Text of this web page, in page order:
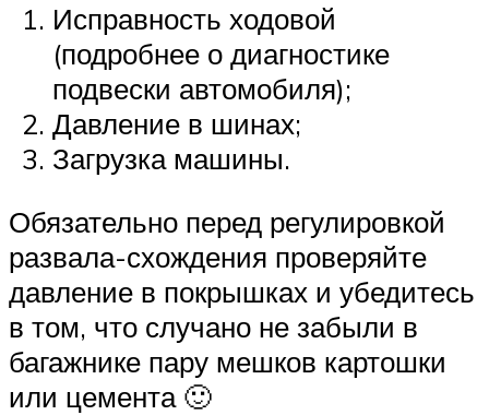
Исправность ходовой
(подробнее о диагностике
подвески автомобиля);
Давление в шинах;
Загрузка машины.
Обязательно перед регулировкой
развала-схождения проверяйте
давление в покрышках и убедитесь
в том, что случано не забыли в
багажнике пару мешков картошки
или цемента 🙂